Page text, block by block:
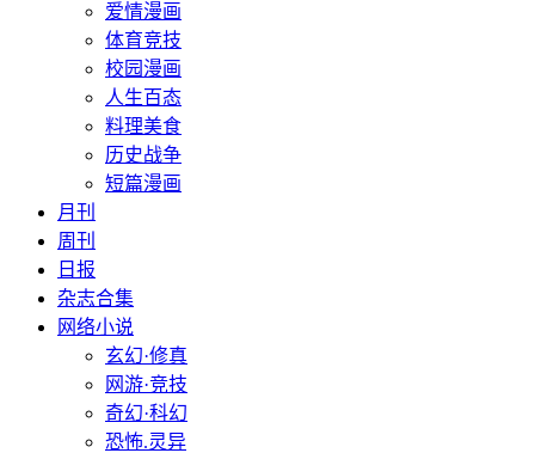
爱情漫画
体育竞技
校园漫画
人生百态
料理美食
历史战争
短篇漫画
月刊
周刊
日报
杂志合集
网络小说
玄幻·修真
网游·竞技
奇幻·科幻
恐怖.灵异